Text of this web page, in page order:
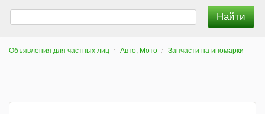
Объявления для частных лиц Авто, Мото Запчасти на иномарки